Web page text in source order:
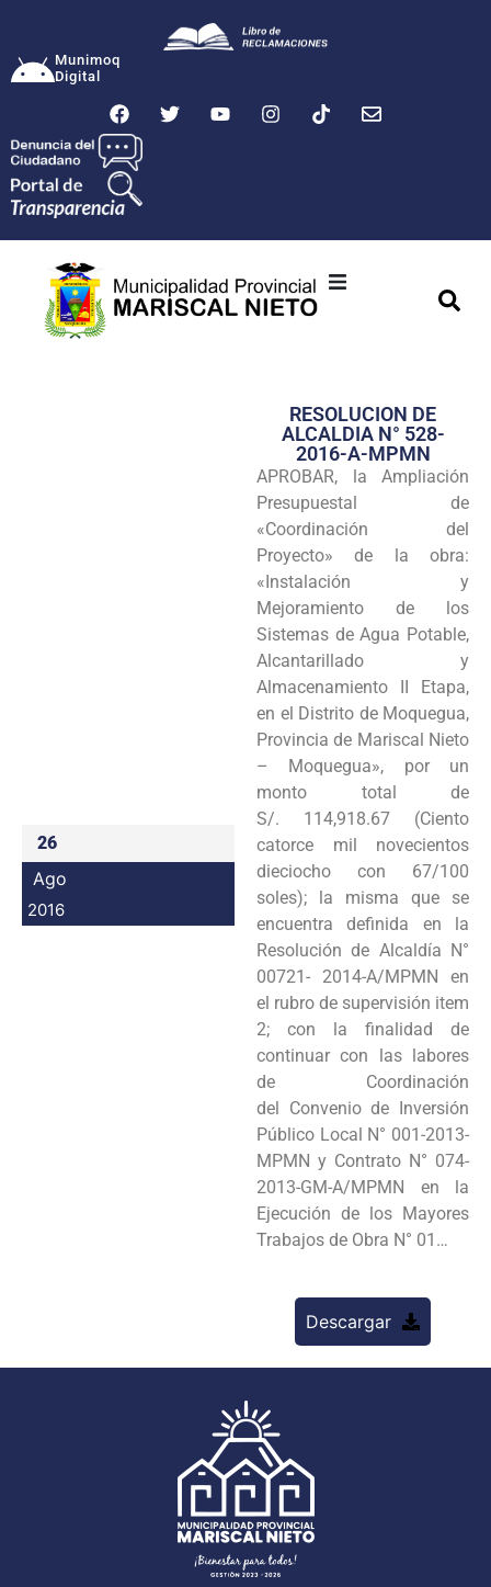
Munimoq
Digital
Transparencia
Seguridad
Programas
Intranet
26
Ago
2016
RESOLUCION DE
ALCALDIA N° 528-
2016-A-MPMN
APROBAR, la Ampliación
Presupuestal de
«Coordinación del
Proyecto» de la obra:
«Instalación y
Mejoramiento de los
Sistemas de Agua Potable,
Alcantarillado y
Almacenamiento II Etapa,
en el Distrito de Moquegua,
Provincia de Mariscal Nieto
– Moquegua», por un
monto total de
S/. 114,918.67 (Ciento
catorce mil novecientos
dieciocho con 67/100
soles); la misma que se
encuentra definida en la
Resolución de Alcaldía N°
00721- 2014-A/MPMN en
el rubro de supervisión item
2; con la finalidad de
continuar con las labores
de Coordinación
del Convenio de Inversión
Público Local N° 001-2013-
MPMN y Contrato N° 074-
2013-GM-A/MPMN en la
Ejecución de los Mayores
Trabajos de Obra N° 01…
Descargar